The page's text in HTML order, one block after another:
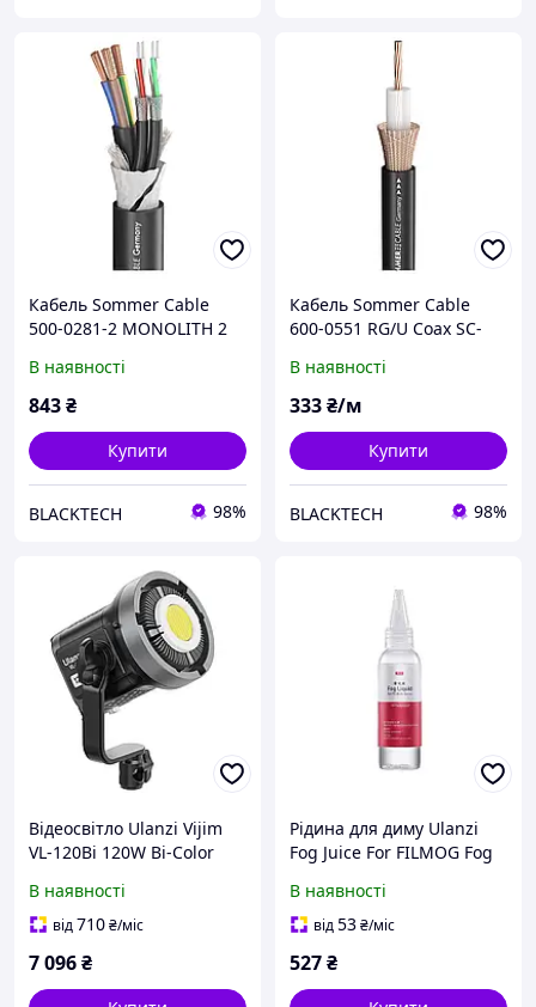
Кабель Sommer Cable
500-0281-2 MONOLITH 2
3x2,50mm² + Чорний
В наявності
843₴
Купити
BLACKTECH 98%
Кабель Sommer Cable
600-0551 RG/U Coax SC-
1,98; PVC Ø 10,30 mm
чорний
В наявності
333₴/м
Купити
BLACKTECH 98%
Відеосвітло Ulanzi Vijim
VL-120Bi 120W Bi-Color
(Без блока живлення) 973
г, CRI 95+
В наявності
від710₴/міс
7 096₴
Рідина для диму Ulanzi
Fog Juice For FILMOG Fog
FM01) не токсична, без
запаху
В наявності
від53₴/міс
527₴